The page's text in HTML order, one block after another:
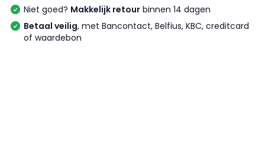
Niet goed? Makkelijk retour binnen 14 dagen
Betaal veilig, met Bancontact, Belfius, KBC, creditcard
of waardebon